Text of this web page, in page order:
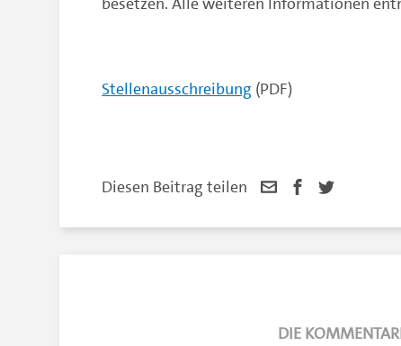
Stellenausschreibung (PDF)
Diesen Beitrag teilen
DIE